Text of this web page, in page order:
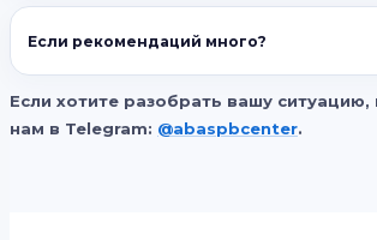
Если рекомендаций много?
Если хотите разобрать вашу ситуацию,
нам в Telegram: @abaspbcenter.